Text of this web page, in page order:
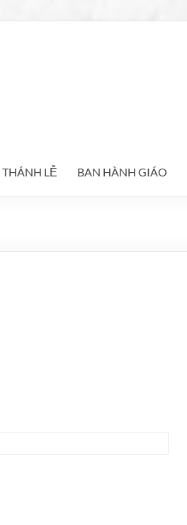
THÁNH LỄ BAN HÀNH GIÁO